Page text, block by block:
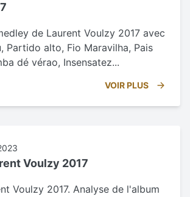
de Laurent Voulzy 2017 avec
Partido alto, Fio Maravilha, Pais
dé vérao, Insensatez...
VOIR PLUS
Voulzy 2017
Voulzy 2017. Analyse de l'album